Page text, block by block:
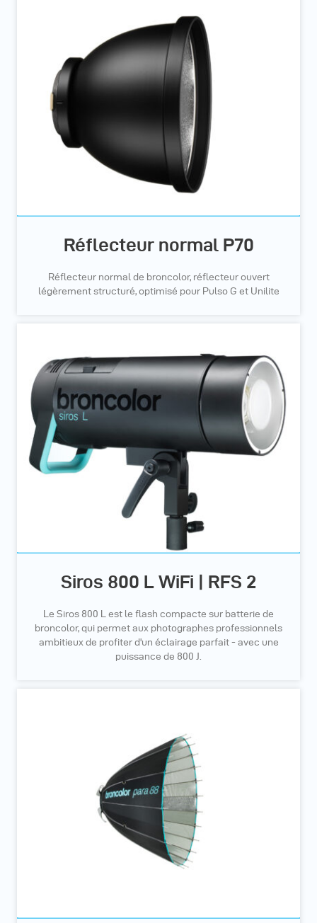
Réflecteur normal P70
Réflecteur normal de broncolor, réflecteur ouvert
légèrement structuré, optimisé pour Pulso G et Unilite
Siros 800 L WiFi | RFS 2
Le Siros 800 L est le flash compacte sur batterie de
broncolor, qui permet aux photographes professionnels
ambitieux de profiter d'un éclairage parfait - avec une
puissance de 800 J.